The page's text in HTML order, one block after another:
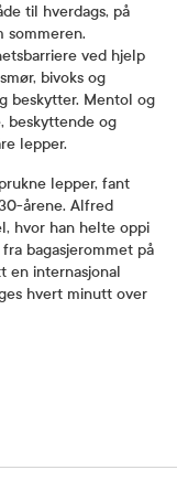
til hverdags, på
sommeren.
ved hjelp
bivoks og
beskytter. Mentol og
beskyttende og
lepper.
lepper, fant
årene. Alfred
hvor han helte oppi
bagasjerommet på
en internasjonal
hvert minutt over